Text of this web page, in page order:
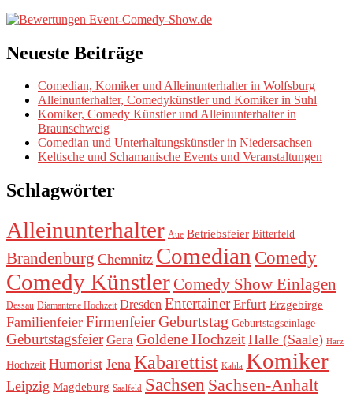
Neueste Beiträge
Comedian, Komiker und Alleinunterhalter in Wolfsburg
Alleinunterhalter, Comedykünstler und Komiker in Suhl
Komiker, Comedy Künstler und Alleinunterhalter in
Braunschweig
Comedian und Unterhaltungskünstler in Niedersachsen
Keltische und Schamanische Events und Veranstaltungen
Schlagwörter
Alleinunterhalter Aue Betriebsfeier Bitterfeld
Brandenburg Chemnitz Comedian Comedy
Comedy Künstler Comedy Show Einlagen
Dessau Diamantene Hochzeit Dresden Entertainer Erfurt Erzgebirge
Familienfeier FirmenfeierGeburtstag Geburtstagseinlage
Geburtstagsfeier Gera Goldene Hochzeit Halle (Saale) Harz
Hochzeit Humorist Jena Kabarettist Kahla Komiker
Leipzig Magdeburg Saalfeld Sachsen Sachsen-Anhalt